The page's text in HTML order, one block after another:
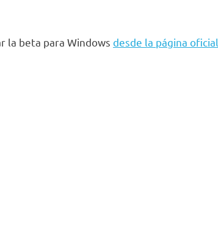
la beta para Windows desde la página oficial